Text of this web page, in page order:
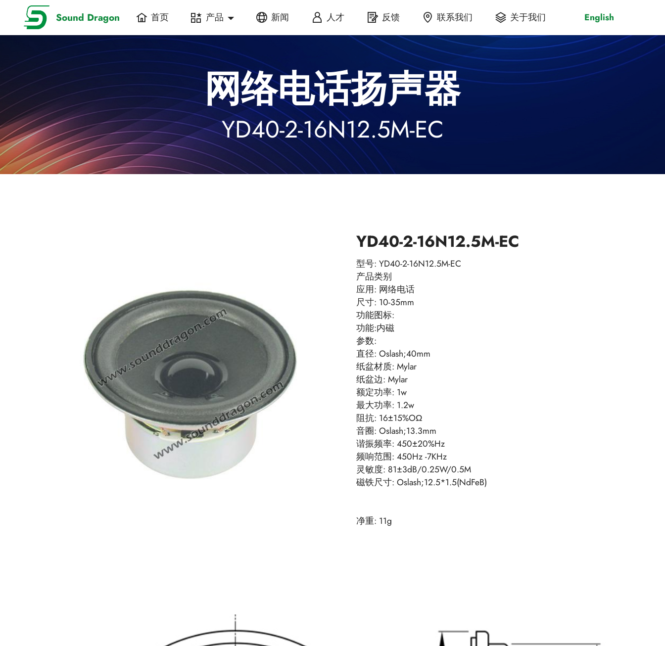
Sound Dragon 首页 产品 新闻 人才 反馈 联系我们 关于我们 English
网络电话扬声器
YD40-2-16N12.5M-EC
YD40-2-16N12.5M-EC
型号: YD40-2-16N12.5M-EC
产品类别
应用: 网络电话
尺寸: 10-35mm
功能图标:
功能:内磁
参数:
直径: Oslash;40mm
纸盆材质: Mylar
纸盆边: Mylar
额定功率: 1w
最大功率: 1.2w
阻抗: 16±15%OΩ
音圈: Oslash;13.3mm
谐振频率: 450±20%Hz
频响范围: 450Hz -7KHz
灵敏度: 81±3dB/0.25W/0.5M
磁铁尺寸: Oslash;12.5*1.5(NdFeB)
净重: 11g